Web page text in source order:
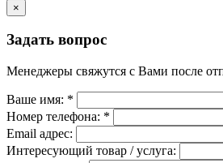
×
Задать вопрос
Менеджеры свяжутся с Вами после
Ваше имя: *
Номер телефона: *
Email адрес:
Интересующий товар / услуга: